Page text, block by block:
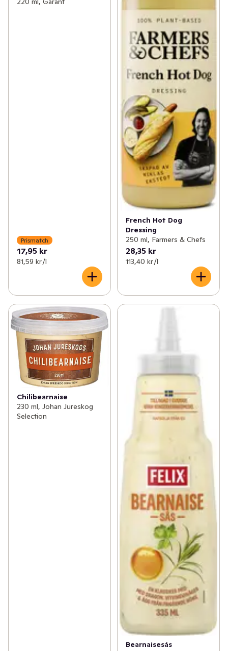
Prismatch
17,95 kr
81,59 kr /l
French Hot Dog
Dressing
250 ml, Farmers & Chefs
28,35 kr
113,40 kr /l
Chilibearnaise
230 ml, Johan Jureskog
Selection
Bearnaisesås